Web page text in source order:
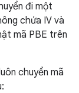
đi một
chứa IV và
mã PBE trên
chuyển mã